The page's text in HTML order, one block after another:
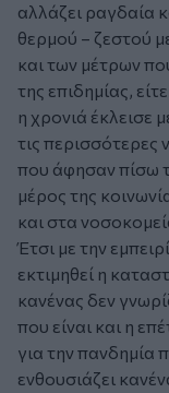
αλλάζει ραγδαία
θερμού – ζεστού
και των μέτρων
της επιδημίας,
η χρονιά έκλεισε
τις περισσότερες
που άφησαν πίσω
μέρος της
και στα
Έτσι με την
εκτιμηθεί η
κανένας δεν
που είναι και η
για την πανδημία
ενθουσιάζει